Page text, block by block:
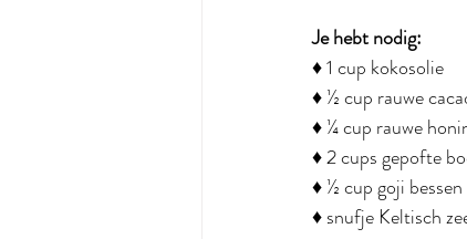
Je hebt nodig:
♦ 1 cup kokosolie
♦ ½ cup rauwe
♦ ¼ cup rauwe
♦ 2 cups gepofte
♦ ½ cup goji bessen
♦ snufje Keltisch